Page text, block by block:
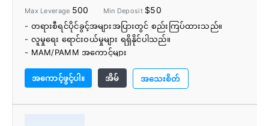
- အခမဲ့ အမှန်ခြစ်ဒေတာ
- US ဖောက်သည်များမရှိပါ။
- ကန့်သတ်ပညာရေးဆိုင်ရာပစ္စည်း
- အနည်းဆုံး $500 အပ်ငွေ
Max Leverage 500 Min Deposit $50
- တရားစီရင်ပိုင်ခွင့်အများအပြားတွင် စည်းကြပ်ထားသည်။
- လူမှုရေး ရောင်းဝယ်မှုများ ရရှိနိုင်ပါသည်။
- MAM/PAMM အကောင့်များ
ထားသည်။
- Autochartist မှ ပံ့ပိုးထားသော ခွဲခြမ်းစိတ်ဖြာခြင်းနှင့်
ကုန်သွယ်မှုအချက်ပြမှုများ
အကောင့်ဖွင့်ပါ။ အိမ် အသေးစိတ်